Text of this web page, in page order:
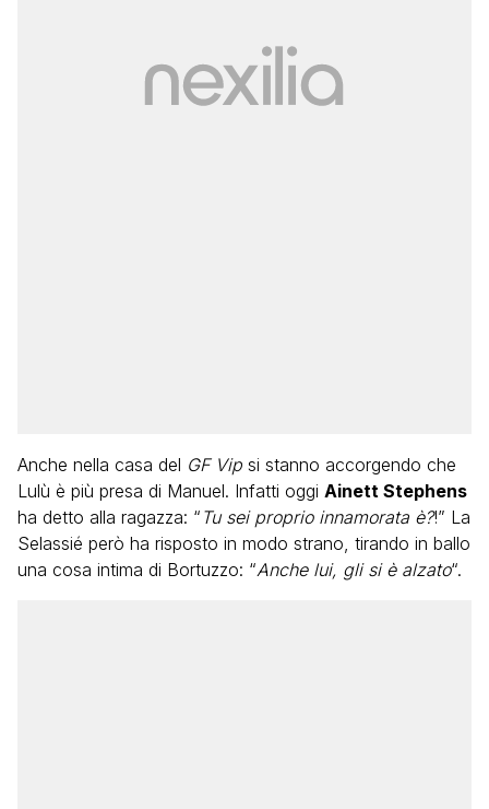
Anche nella casa del GF Vip si stanno accorgendo che
Lulù è più presa di Manuel. Infatti oggi Ainett Stephens
ha detto alla ragazza: “ Tu sei proprio innamorata è?!” La
Selassié però ha risposto in modo strano, tirando in ballo
una cosa intima di Bortuzzo: “Anche lui, gli si è alzato“.